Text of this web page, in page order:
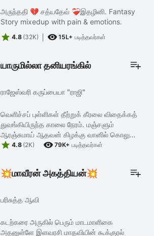
அருந்ததி 💔 சத்யதேவ் ❤️‍🩹இதழினி. Fantasy
Story mixedup with pain & emotions.
 4.8 (32K)  15L+ படித்தவர்கள்
யாருமில்லா தனியரங்கில்
ராஜேஸ்வரி கருப்பையா "ராஜி"
வெளிச்சப் புள்ளிகள் தீற்றுக் கீரலை விதைக்கத்
துவங்கியிருந்த காலை நேரம். மஞ்சளும்
ஆரஞ்சுமாய் ஆதவன் கிழக்கு வானில் கொலு
வைக்க, எதிர்த்த வீட்டு கூண்டிற்குள் சிறகை
 4.8 (2K)  79K+ படித்தவர்கள்
💥மாவீரன் அகத்தியன்💥
பரிசுத்த ஆவி
கடற்கரை அருகில் பெரும் மாடமாளிகை
அதனுள்ளே இளவரசி மாதவியின் கூக்குரல்